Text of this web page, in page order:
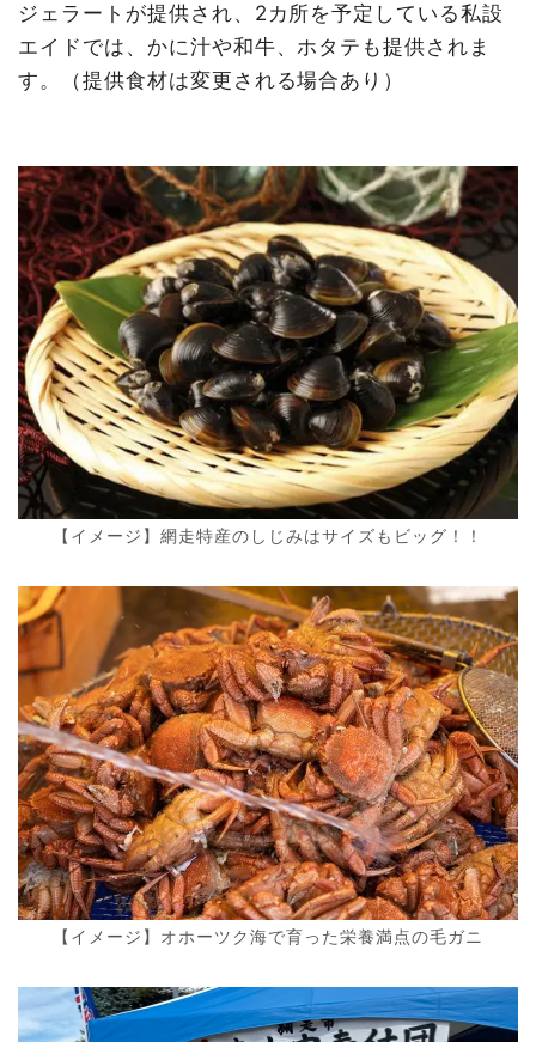
ジェラートが提供され、2カ所を予定している私設
エイドでは、かに汁や和牛、ホタテも提供されま
す。（提供食材は変更される場合あり）
【イメージ】網走特産のしじみはサイズもビッグ！！
【イメージ】オホーツク海で育った栄養満点の毛ガニ